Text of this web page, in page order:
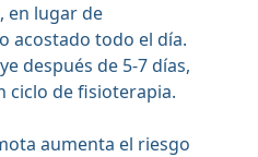
en lugar de
acostado todo el día.
después de 5-7 días,
ciclo de fisioterapia.
aumenta el riesgo